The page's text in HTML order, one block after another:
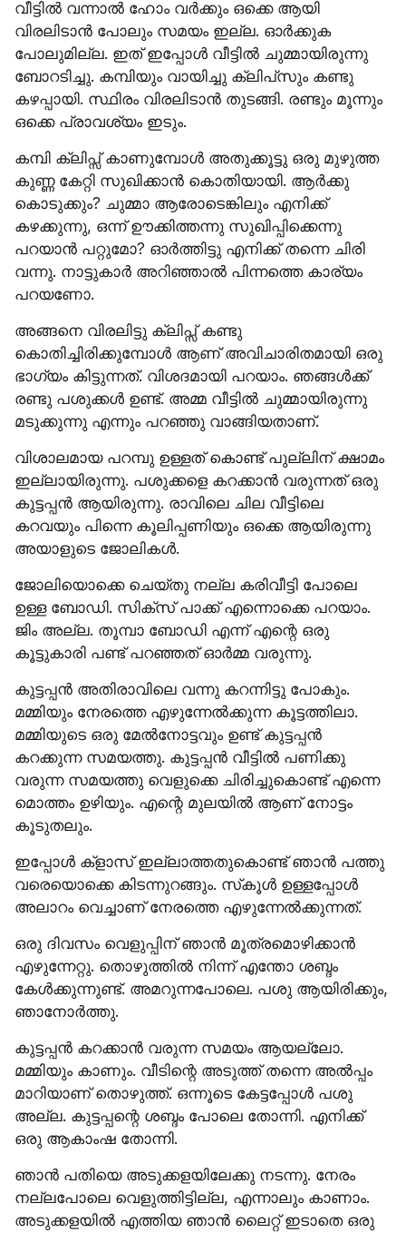
വീട്ടിൽ വന്നാൽ ഹോം വർക്കും ഒക്കെ ആയി
വിരലിടാൻ പോലും സമയം ഇല്ല. ഓർക്കുക
പോലുമില്ല. ഇത് ഇപ്പോൾ വീട്ടിൽ ചുമ്മായിരുന്നു
ബോറടിച്ചു. കമ്പിയും വായിച്ചു ക്ലിപ്‌സും കണ്ടു
കഴപ്പായി. സ്ഥിരം വിരലിടാൻ തുടങ്ങി. രണ്ടും മൂന്നും
ഒക്കെ പ്രാവശ്യം ഇടും.
കമ്പി ക്ലിപ്സ് കാണുമ്പോൾ അതുക്കൂട്ടു ഒരു മുഴുത്ത
കുണ്ണ കേറ്റി സുഖിക്കാൻ കൊതിയായി. ആർക്കു
കൊടുക്കും? ചുമ്മാ ആരോടെങ്കിലും എനിക്ക്
കഴക്കുന്നു, ഒന്ന് ഊക്കിത്തന്നു സുഖിപ്പിക്കെന്നു
പറയാൻ പറ്റുമോ? ഓർത്തിട്ടു എനിക്ക് തന്നെ ചിരി
വന്നു. നാട്ടുകാർ അറിഞ്ഞാൽ പിന്നത്തെ കാര്യം
പറയണോ.
അങ്ങനെ വിരലിട്ടു ക്ലിപ്സ് കണ്ടു
കൊതിച്ചിരിക്കുമ്പോൾ ആണ് അവിചാരിതമായി ഒരു
ഭാഗ്യം കിട്ടുന്നത്. വിശദമായി പറയാം. ഞങ്ങൾക്ക്
രണ്ടു പശുക്കൾ ഉണ്ട്. അമ്മ വീട്ടിൽ ചുമ്മായിരുന്നു
മടുക്കുന്നു എന്നും പറഞ്ഞു വാങ്ങിയതാണ്.
വിശാലമായ പറമ്പു ഉള്ളത് കൊണ്ട് പുല്ലിന് ക്ഷാമം
ഇല്ലായിരുന്നു. പശുക്കളെ കറക്കാൻ വരുന്നത് ഒരു
കുട്ടപ്പൻ ആയിരുന്നു. രാവിലെ ചില വീട്ടിലെ
കറവയും പിന്നെ കൂലിപ്പണിയും ഒക്കെ ആയിരുന്നു
അയാളുടെ ജോലികൾ.
ജോലിയൊക്കെ ചെയ്തു നല്ല കരിവീട്ടി പോലെ
ഉള്ള ബോഡി. സിക്സ് പാക്ക് എന്നൊക്കെ പറയാം.
ജിം അല്ല. തൂമ്പാ ബോഡി എന്ന് എന്റെ ഒരു
കൂട്ടുകാരി പണ്ട് പറഞ്ഞത് ഓർമ്മ വരുന്നു.
കുട്ടപ്പൻ അതിരാവിലെ വന്നു കറന്നിട്ടു പോകും.
മമ്മിയും നേരത്തെ എഴുന്നേൽക്കുന്ന കൂട്ടത്തിലാ.
മമ്മിയുടെ ഒരു മേൽനോട്ടവും ഉണ്ട് കുട്ടപ്പൻ
കറക്കുന്ന സമയത്തു. കുട്ടപ്പൻ വീട്ടിൽ പണിക്കു
വരുന്ന സമയത്തു വെളുക്കെ ചിരിച്ചുകൊണ്ട് എന്നെ
മൊത്തം ഉഴിയും. എന്റെ മുലയിൽ ആണ് നോട്ടം
കൂടുതലും.
ഇപ്പോൾ ക്‌ളാസ് ഇല്ലാത്തതുകൊണ്ട് ഞാൻ പത്തു
വരെയൊക്കെ കിടന്നുറങ്ങും. സ്‌കൂൾ ഉള്ളപ്പോൾ
അലാറം വെച്ചാണ് നേരത്തെ എഴുന്നേൽക്കുന്നത്.
ഒരു ദിവസം വെളുപ്പിന് ഞാൻ മൂത്രമൊഴിക്കാൻ
എഴുന്നേറ്റു. തൊഴുത്തിൽ നിന്ന് എന്തോ ശബ്ദം
കേൾക്കുന്നുണ്ട്. അമറുന്നപോലെ. പശു ആയിരിക്കും,
ഞാനോർത്തു.
കുട്ടപ്പൻ കറക്കാൻ വരുന്ന സമയം ആയല്ലോ.
മമ്മിയും കാണും. വീടിന്റെ അടുത്ത് തന്നെ അൽപ്പം
മാറിയാണ് തൊഴുത്ത്. ഒന്നൂടെ കേട്ടപ്പോൾ പശു
അല്ല. കുട്ടപ്പന്റെ ശബ്ദം പോലെ തോന്നി. എനിക്ക്
ഒരു ആകാംഷ തോന്നി.
ഞാൻ പതിയെ അടുക്കളയിലേക്കു നടന്നു. നേരം
നല്ലപോലെ വെളുത്തിട്ടില്ല, എന്നാലും കാണാം.
അടുക്കളയിൽ എത്തിയ ഞാൻ ലൈറ്റ് ഇടാതെ ഒരു